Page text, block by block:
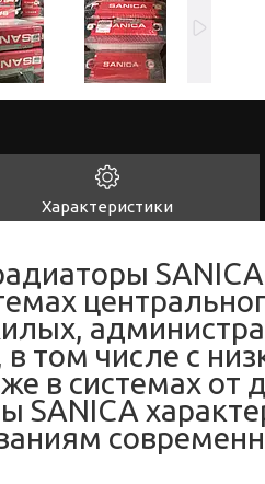
Характеристики
том числе с
в системах от
SANICA